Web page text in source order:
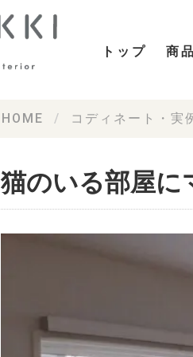
トップ 商
HOME コディネート・実
猫のいる部屋に